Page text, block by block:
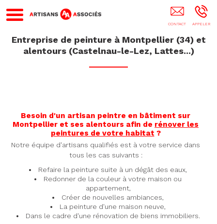
Renovation Appartement MONTPELLIER
Entreprise de peinture à Montpellier (34) et
alentours (Castelnau-le-Lez, Lattes...)
Besoin d'un artisan peintre en bâtiment sur
Montpellier et ses alentours afin de rénover les
peintures de votre habitat ?
Notre équipe d'artisans qualifiés est à votre service dans
tous les cas suivants :
Refaire la peinture suite à un dégât des eaux,
Redonner de la couleur à votre maison ou
appartement,
Créer de nouvelles ambiances,
La peinture d'une maison neuve,
Dans le cadre d'une rénovation de biens immobiliers.